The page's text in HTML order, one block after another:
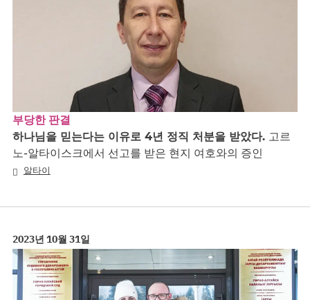
부당한 판결
하나님을 믿는다는 이유로 4년 정직 처분을 받았다. 고르
노-알타이스크에서 선고를 받은 현지 여호와의 증인
알타이
2023년 10월 31일